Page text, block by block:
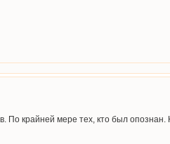
По крайней мере тех, кто был